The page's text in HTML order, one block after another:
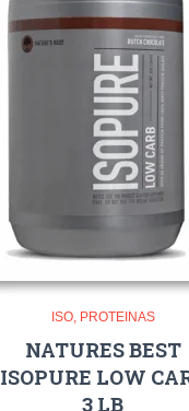
ISO PROTEINAS
NATURES BEST
ISOPURE LOW
3 LB